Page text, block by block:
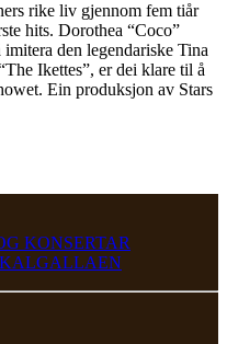
rike liv gjennom fem tiår
hits. Dorothea “Coco”
den legendariske Tina
Ikettes”, er dei klare til å
Ein produksjon av Stars
KONSERTAR